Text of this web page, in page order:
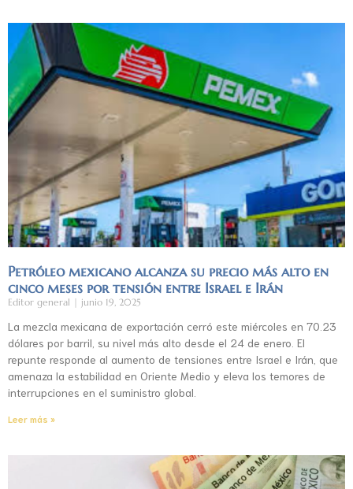
Petróleo mexicano alcanza su precio más alto en
cinco meses por tensión entre Israel e Irán
Editor general junio 19, 2025
La mezcla mexicana de exportación cerró este miércoles en 70.23
dólares por barril, su nivel más alto desde el 24 de enero. El
repunte responde al aumento de tensiones entre Israel e Irán, que
amenaza la estabilidad en Oriente Medio y eleva los temores de
interrupciones en el suministro global.
Leer más »